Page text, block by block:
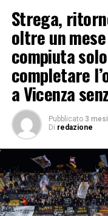
Strega,
oltre un
compiuta
completare
a Vicenza
Pubblicato 3
Di redazione